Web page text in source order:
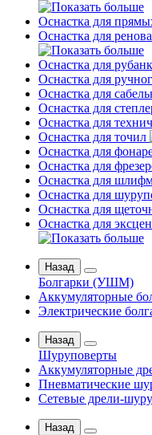
Оснастка для
Оснастка для
Оснастка для
Оснастка для
Оснастка для
Оснастка для
Оснастка для
Оснастка для точил
Оснастка для
Оснастка для
Оснастка для
Оснастка для
Оснастка для
Оснастка для
Назад
Болгарки (УШМ)
Аккумуляторные
Электрические
Назад
Шуруповерты
Аккумуляторные
Пневматические
Сетевые дрели-
Назад